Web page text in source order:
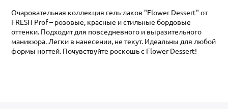
Очаровательная коллекция гель-лаков "Flower Dessert" от
FRESH Prof – розовые, красные и стильные бордовые
оттенки. Подходит для повседневного и выразительного
маникюра. Легки в нанесении, не текут. Идеальны для любой
формы ногтей. Почувствуйте роскошь с Flower Dessert!